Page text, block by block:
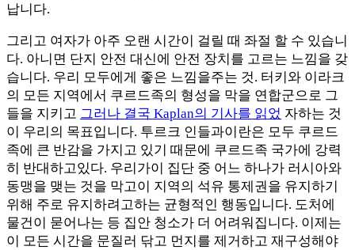
납니다.
그리고 여자가 아주 오랜 시간이 걸릴 때 좌절 할 수 있습니
다. 아니면 단지 안전 대신에 안전 장치를 고르는 느낌을 갖
습니다. 우리 모두에게 좋은 느낌을주는 것. 터키와 이라크
의 모든 지역에서 쿠르드족의 형성을 막을 연합군으로 그
들을 지키고 그러나 결국 Kaplan의 기사를 읽었 자하는 것
이 우리의 목표입니다. 투르크 인들과이란은 모두 쿠르드
족에 큰 반감을 가지고 있기 때문에 쿠르드족 국가에 강력
히 반대하고있다. 우리가이 집단 중 어느 하나가 러시아와
동맹을 맺는 것을 막고이 지역의 석유 통제권을 유지하기
위해 주로 유지하려고하는 균형적인 행동입니다. 도처에
물건이 묻어나는 등 집안 청소가 더 어려워집니다. 이제는
이 모든 시간을 문질러 닦고 먼지를 제거하고 재구성해야